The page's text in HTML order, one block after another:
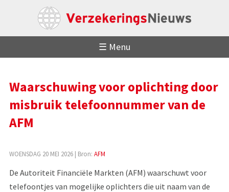
☰ Menu
Waarschuwing voor oplichting door
misbruik telefoonnummer van de
AFM
WOENSDAG 20 MEI 2026| Bron: AFM
De Autoriteit Financiële Markten (AFM) waarschuwt voor
telefoontjes van mogelijke oplichters die uit naam van de